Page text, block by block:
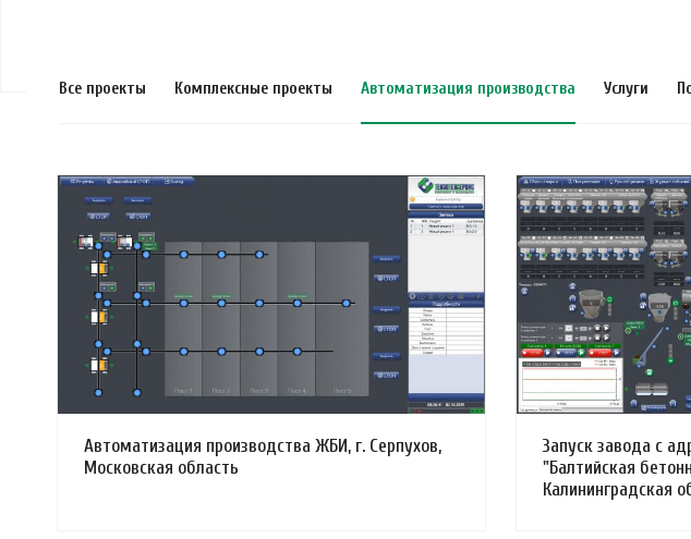
Все проекты Комплексные проекты Автоматизация производства Услуги
Смотреть проект
Автоматизация производства ЖБИ, г. Серпухов,
Московская область
Запуск завода с
"Балтийская
Калининградская